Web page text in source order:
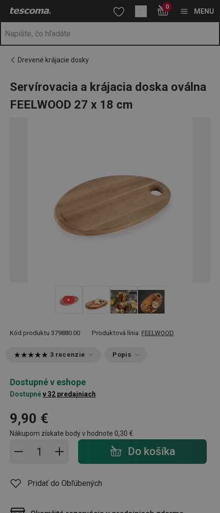
Nachádzate sa na stránke Servírovacia a krájacia doska oválna
Prejsť na hlavný obsah
Prejsť na vyhľadávanie
Prejsť na navigáciu 0
MENU
Drevené krájacie dosky
Servírovacia a krájacia doska oválna
FEELWOOD 27 x 18 cm
Kód produktu 379880.00 Produktová línia: FEELWOOD
3 recenzie Popis
Dostupné v eshope
Dostupnév 32 predajniach
9,90 €
Nákupom získate body v hodnote 0,30 €
Pridať do košíka - počet Do košíka
Pridať do Obľúbených